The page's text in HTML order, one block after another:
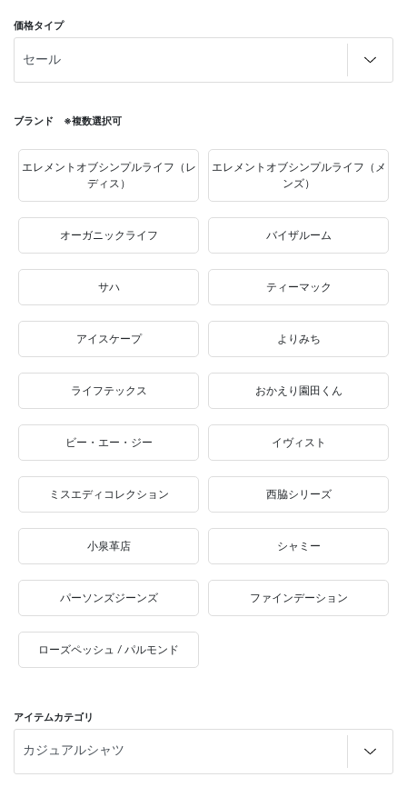
価格タイプ
ブランド ※複数選択可
エレメントオブシンプルライフ（レ
ディス）
エレメントオブシンプルライフ（メ
ンズ）
オーガニックライフ バイザルーム
サハ ティーマック
アイスケープ よりみち
ライフテックス おかえり園田くん
ビー・エー・ジー イヴィスト
ミスエディコレクション 西脇シリーズ
小泉革店 シャミー
パーソンズジーンズ ファインデーション
ローズペッシュ / パルモンド
アイテムカテゴリ